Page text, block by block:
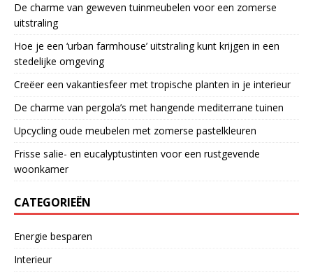
De charme van geweven tuinmeubelen voor een zomerse
uitstraling
Hoe je een ‘urban farmhouse’ uitstraling kunt krijgen in een
stedelijke omgeving
Creëer een vakantiesfeer met tropische planten in je interieur
De charme van pergola’s met hangende mediterrane tuinen
Upcycling oude meubelen met zomerse pastelkleuren
Frisse salie- en eucalyptustinten voor een rustgevende
woonkamer
CATEGORIEËN
Energie besparen
Interieur